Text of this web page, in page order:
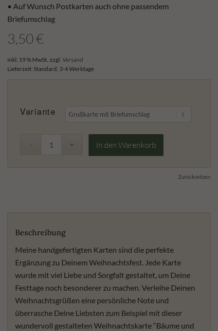
• Auf Wunsch Postkarten auch ohne passendem
Briefumschlag
3,50€
inkl. 19 % MwSt. zzgl. Versand
Lieferzeit: Standard, 3-4 Werktage
Variante
Zurücksetzen
In den Warenkorb
Beschreibung
Meine handgefertigten Karten sind die perfekte
Ergänzung zu Deinem Weihnachtsfest. Jede Karte
wurde mit viel Liebe und Sorgfalt gestaltet, um Deine
Festtage noch besonderer zu machen. Verleihe Deinen
Weihnachtsgrüßen eine persönliche Note und
überrasche Deine Liebsten zum Beispiel mit dieser
wundervoll gestalteten Weihnachtskarte “Bäume und